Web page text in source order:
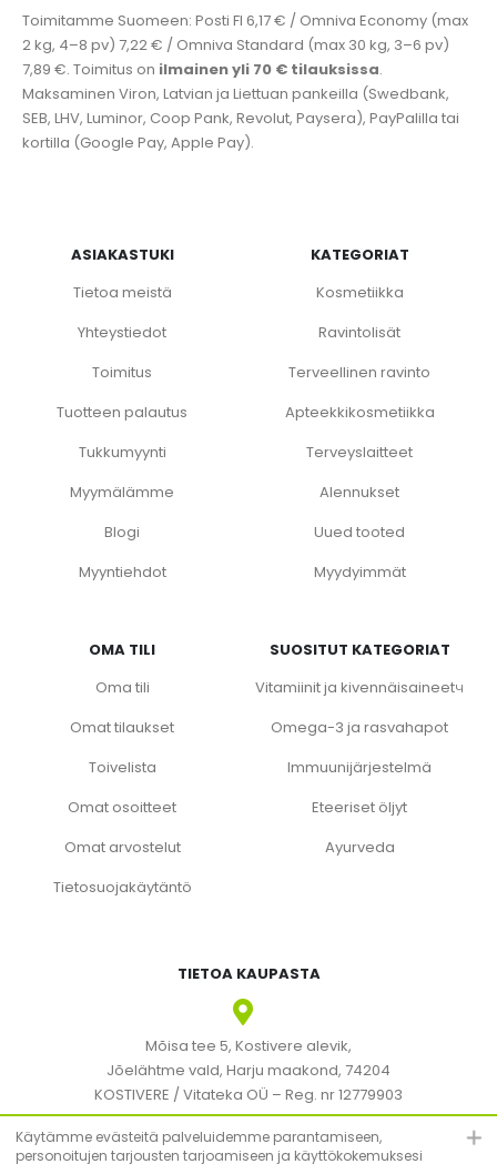
Toimitamme Suomeen: Posti FI 6,17 € / Omniva Economy (max
2 kg, 4–8 pv) 7,22 € / Omniva Standard (max 30 kg, 3–6 pv)
7,89 €. Toimitus on ilmainen yli 70 € tilauksissa.
Maksaminen Viron, Latvian ja Liettuan pankeilla (Swedbank,
SEB, LHV, Luminor, Coop Pank, Revolut, Paysera), PayPalilla tai
kortilla (Google Pay, Apple Pay).
ASIAKASTUKI
Tietoa meistä
Yhteystiedot
Toimitus
Tuotteen palautus
Tukkumyynti
Myymälämme
Blogi
Myyntiehdot
OMA TILI
Oma tili
Omat tilaukset
Toivelista
Omat osoitteet
Omat arvostelut
Tietosuojakäytäntö
KATEGORIAT
Kosmetiikka
Ravintolisät
Terveellinen ravinto
Apteekkikosmetiikka
Terveyslaitteet
Alennukset
Uued tooted
Myydyimmät
SUOSITUT KATEGORIAT
Vitamiinit ja kivennäisaineetч
Omega-3 ja rasvahapot
Immuunijärjestelmä
Eteeriset öljyt
Ayurveda
TIETOA KAUPASTA
Mõisa tee 5, Kostivere alevik,
Jõelähtme vald, Harju maakond, 74204
KOSTIVERE / Vitateka OÜ – Reg. nr 12779903
KMKR: EE101830894
Käytämme evästeitä palveluidemme parantamiseen,
personoitujen tarjousten tarjoamiseen ja käyttökokemuksesi